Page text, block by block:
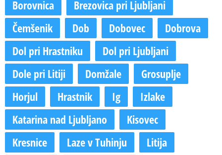
Borovnica
Brezovica pri Ljubljani
Čemšenik
Dob Dobovec
Dobrova
Dol pri Hrastniku
Dol pri Ljubljani
Dole pri Litiji
Domžale
Grosuplje
Horjul
Hrastnik Ig
Izlake
Katarina nad Ljubljano
Kisovec
Kresnice
Laze v Tuhinju
Litija